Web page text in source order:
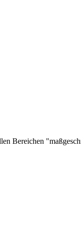
Bereichen